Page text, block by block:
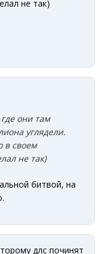
не так)
они там
углядели.
в своем
не так)
битвой, на
длс починят